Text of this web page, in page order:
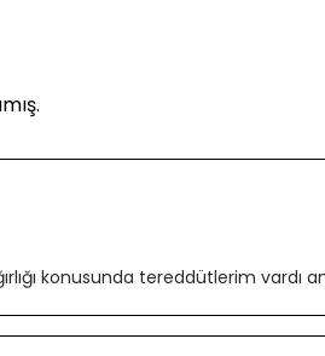
konusunda tereddütlerim